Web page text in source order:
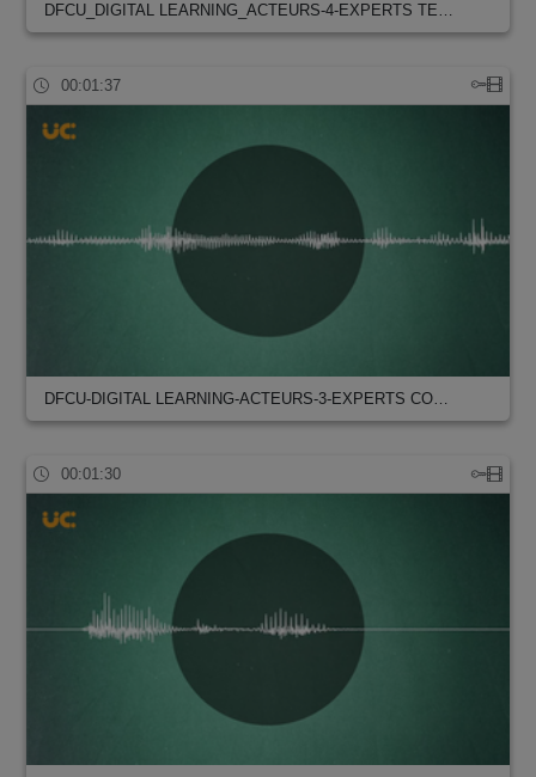
DFCU_DIGITAL LEARNING_ACTEURS-4-EXPERTS TE…
00:01:37
DFCU-DIGITAL LEARNING-ACTEURS-3-EXPERTS CO…
00:01:30